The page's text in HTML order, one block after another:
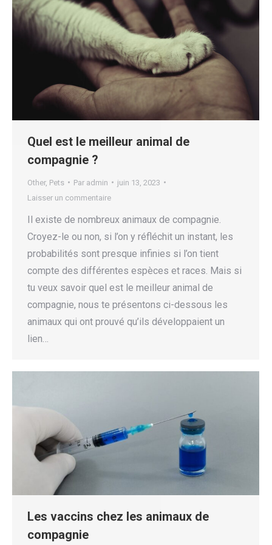
Quel est le meilleur animal de
compagnie ?
Other, Pets Par admin
juin 13, 2023
Laisser un commentaire
Il existe de nombreux animaux de compagnie.
Croyez-le ou non, si l’on y réfléchit un instant, les
probabilités sont presque infinies si l’on tient
compte des différentes espèces et races. Mais si
tu veux savoir quel est le meilleur animal de
compagnie, nous te présentons ci-dessous les
animaux qui ont prouvé qu’ils développaient un
lien…
Les vaccins chez les animaux de
compagnie